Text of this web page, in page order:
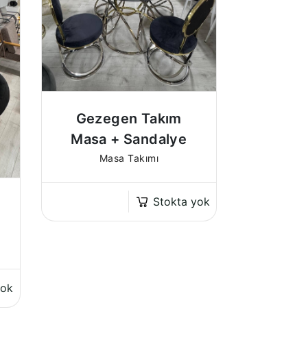
Gezegen Takım
Masa + Sandalye
Masa Takımı
Stokta yok